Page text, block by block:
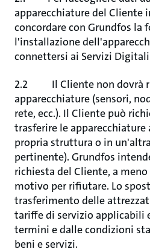
apparecchiature del Cliente
concordare con Grundfos la
l'installazione
connettersi ai Servizi
2.2 Il Cliente non dovrà
apparecchiature (sensori,
rete, ecc.). Il Cliente può
trasferire le
propria struttura o in
pertinente). Grundfos
richiesta del Cliente, a
motivo per rifiutare. Lo
trasferimento delle
tariffe di servizio applicabili
termini e dalle condizioni
beni e servizi.